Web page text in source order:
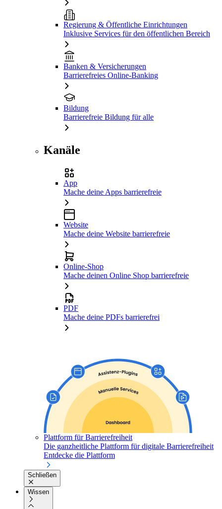
Regierung & Öffentliche Einrichtungen
Inklusive Services für den öffentlichen Bereich
Banken & Versicherungen
Barrierefreies Online-Banking
Bildung
Barrierefreie Bildung für alle
Kanäle
App
Mache deine Apps barrierefreie
Website
Mache deine Website barrierefreie
Online-Shop
Mache deinen Online Shop barrierefreie
PDF
Mache deine PDFs barrierefrei
Plattform für Barrierefreiheit
Die ganzheitliche Plattform für digitale Barrierefreiheit
Entdecke die Plattform
Schließen
Wissen